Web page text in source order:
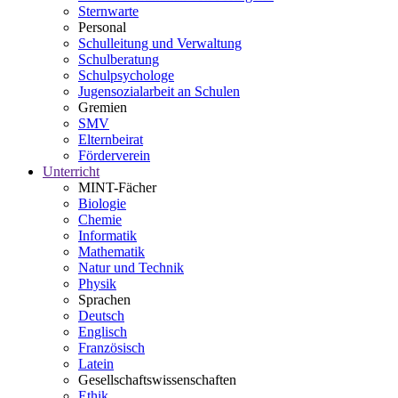
Sternwarte
Personal
Schulleitung und Verwaltung
Schulberatung
Schulpsychologe
Jugensozialarbeit an Schulen
Gremien
SMV
Elternbeirat
Förderverein
Unterricht
MINT-Fächer
Biologie
Chemie
Informatik
Mathematik
Natur und Technik
Physik
Sprachen
Deutsch
Englisch
Französisch
Latein
Gesellschaftswissenschaften